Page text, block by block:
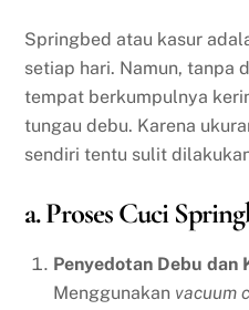
Springbed atau kasur
setiap hari. Namun, tanpa
tempat berkumpulnya
tungau debu. Karena
sendiri tentu sulit
a. Proses Cuci
Penyedotan Debu dan
Menggunakan vacuum